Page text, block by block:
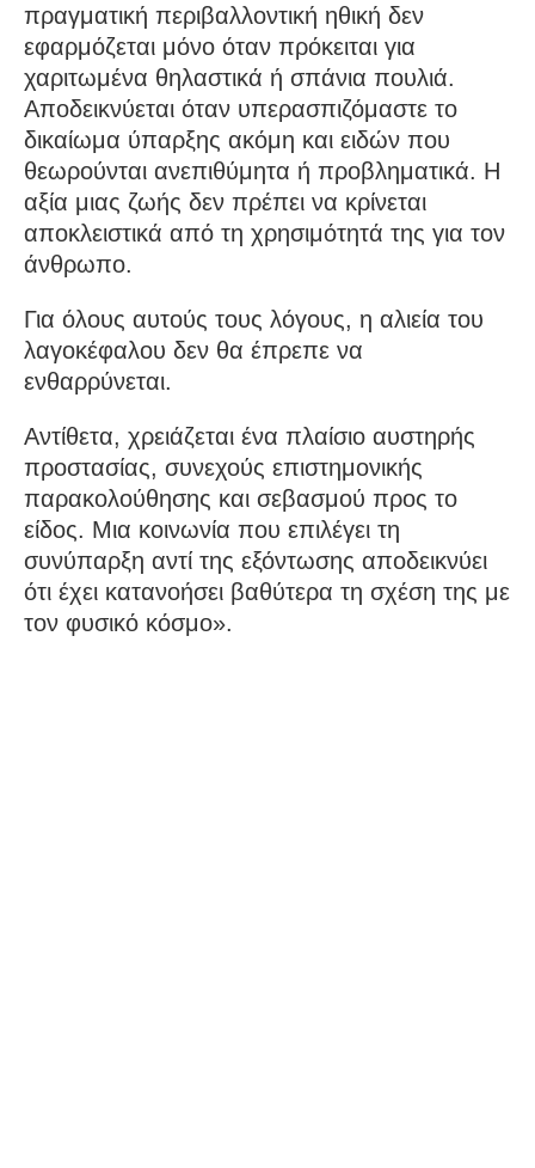
πραγματική περιβαλλοντική ηθική δεν
εφαρμόζεται μόνο όταν πρόκειται για
χαριτωμένα θηλαστικά ή σπάνια πουλιά.
Αποδεικνύεται όταν υπερασπιζόμαστε το
δικαίωμα ύπαρξης ακόμη και ειδών που
θεωρούνται ανεπιθύμητα ή προβληματικά. Η
αξία μιας ζωής δεν πρέπει να κρίνεται
αποκλειστικά από τη χρησιμότητά της για τον
άνθρωπο.
Για όλους αυτούς τους λόγους, η αλιεία του
λαγοκέφαλου δεν θα έπρεπε να
ενθαρρύνεται.
Αντίθετα, χρειάζεται ένα πλαίσιο αυστηρής
προστασίας, συνεχούς επιστημονικής
παρακολούθησης και σεβασμού προς το
είδος. Μια κοινωνία που επιλέγει τη
συνύπαρξη αντί της εξόντωσης αποδεικνύει
ότι έχει κατανοήσει βαθύτερα τη σχέση της με
τον φυσικό κόσμο».